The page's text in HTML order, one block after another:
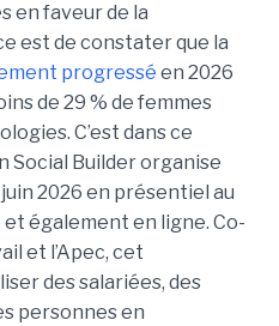
en faveur de la
est de constater que la
progressé en 2026
de 29 % de femmes
C’est dans ce
Social Builder organise
juin 2026 en présentiel au
également en ligne. Co-
et l’Apec, cet
des salariées, des
personnes en